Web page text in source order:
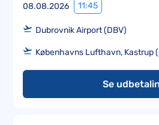
08.08.2026 11:45
Dubrovnik Airport (DBV)
Københavns Lufthavn, Kastrup
Se